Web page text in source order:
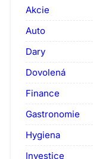
Akcie
Auto
Dary
Dovolená
Finance
Gastronomie
Hygiena
Investice